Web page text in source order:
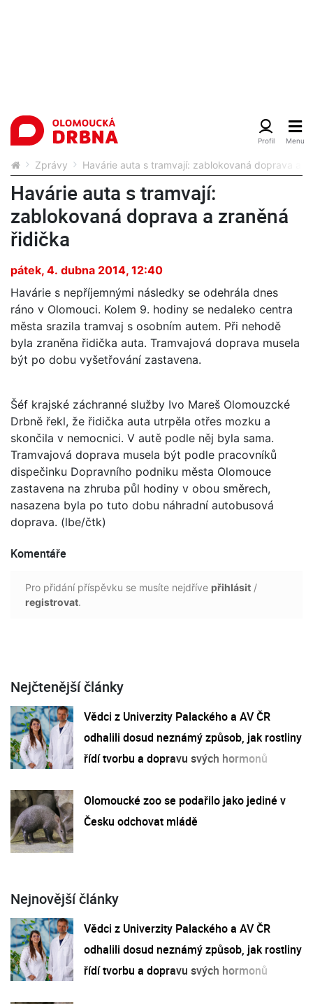
Zprávy Havárie auta s tramvají: zablokovaná doprava a
Havárie auta s tramvají:
zablokovaná doprava a zraněná
řidička
pátek, 4. dubna 2014, 12:40
Havárie s nepříjemnými následky se odehrála dnes
ráno v Olomouci. Kolem 9. hodiny se nedaleko centra
města srazila tramvaj s osobním autem. Při nehodě
byla zraněna řidička auta. Tramvajová doprava musela
být po dobu vyšetřování zastavena.
Šéf krajské záchranné služby Ivo Mareš Olomouzcké
Drbně řekl, že řidička auta utrpěla otřes mozku a
skončila v nemocnici. V autě podle něj byla sama.
Tramvajová doprava musela být podle pracovníků
dispečinku Dopravního podniku města Olomouce
zastavena na zhruba půl hodiny v obou směrech,
nasazena byla po tuto dobu náhradní autobusová
doprava. (lbe/čtk)
Komentáře
Pro přidání příspěvku se musíte nejdříve přihlásit /
registrovat.
Nejčtenější články
Vědci z Univerzity Palackého a AV ČR
odhalili dosud neznámý způsob, jak rostliny
řídí tvorbu a dopravu svých hormonů
Olomoucké zoo se podařilo jako jediné v
Česku odchovat mládě
Nejnovější články
Vědci z Univerzity Palackého a AV ČR
odhalili dosud neznámý způsob, jak rostliny
řídí tvorbu a dopravu svých hormonů